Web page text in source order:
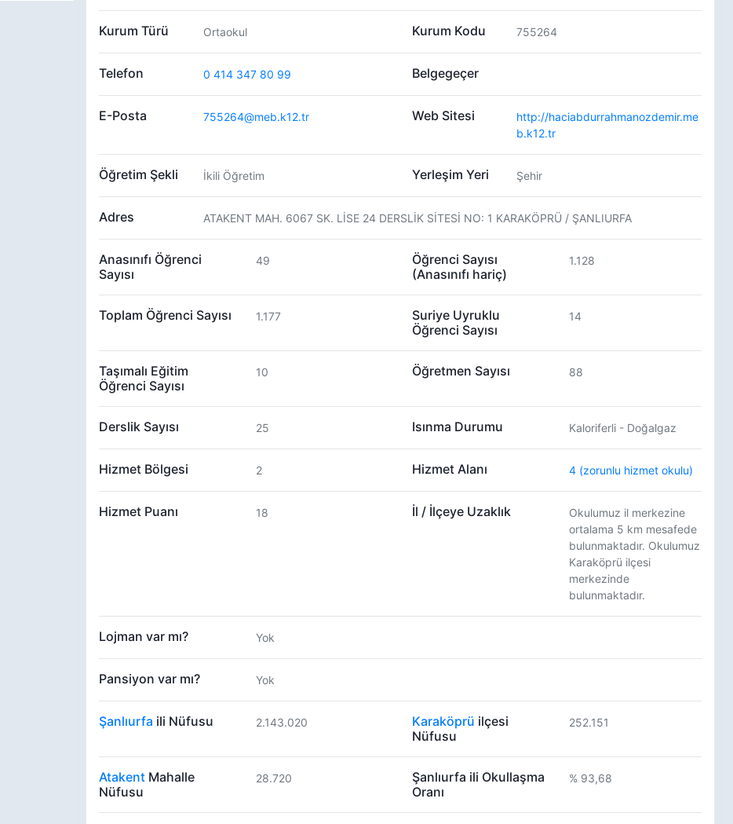
Kurum Türü Ortaokul Kurum Kodu 755264
Telefon 0 414 347 80 99 Belgegeçer
E-Posta 755264@meb.k12.tr Web Sitesi
http://haciabdurrahmanozdemir.me
b.k12.tr
Öğretim Şekli İkili Öğretim Yerleşim Yeri Şehir
Adres ATAKENT MAH. 6067 SK. LİSE 24 DERSLİK SİTESİ NO: 1 KARAKÖPRÜ / ŞANLIURFA
Anasınıfı Öğrenci
Sayısı
49
Öğrenci Sayısı
(Anasınıfı hariç)
1.128
Toplam Öğrenci Sayısı 1.177
Suriye Uyruklu
Öğrenci Sayısı
14
Taşımalı Eğitim
Öğrenci Sayısı
10 Öğretmen Sayısı 88
Derslik Sayısı 25 Isınma Durumu Kaloriferli - Doğalgaz
Hizmet Bölgesi 2 Hizmet Alanı 4 (zorunlu hizmet okulu)
Hizmet Puanı 18 İl / İlçeye Uzaklık
Okulumuz il merkezine
ortalama 5 km mesafede
bulunmaktadır. Okulumuz
Karaköprü ilçesi
merkezinde
bulunmaktadır.
Lojman var mı? Yok
Pansiyon var mı? Yok
Şanlıurfa ili Nüfusu 2.143.020 Karaköprü ilçesi
Nüfusu
252.151
Atakent Mahalle
Nüfusu
28.720
Şanlıurfa ili Okullaşma
Oranı
% 93,68